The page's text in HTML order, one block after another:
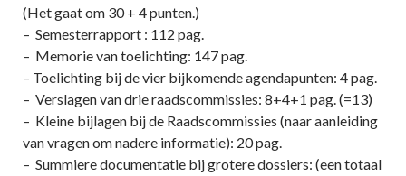
(Het gaat om 30 + 4 punten.)
– Semesterrapport : 112 pag.
– Memorie van toelichting: 147 pag.
– Toelichting bij de vier bijkomende agendapunten: 4 pag.
– Verslagen van drie raadscommissies: 8+4+1 pag. (=13)
– Kleine bijlagen bij de Raadscommissies (naar aanleiding
van vragen om nadere informatie): 20 pag.
– Summiere documentatie bij grotere dossiers: (een totaal